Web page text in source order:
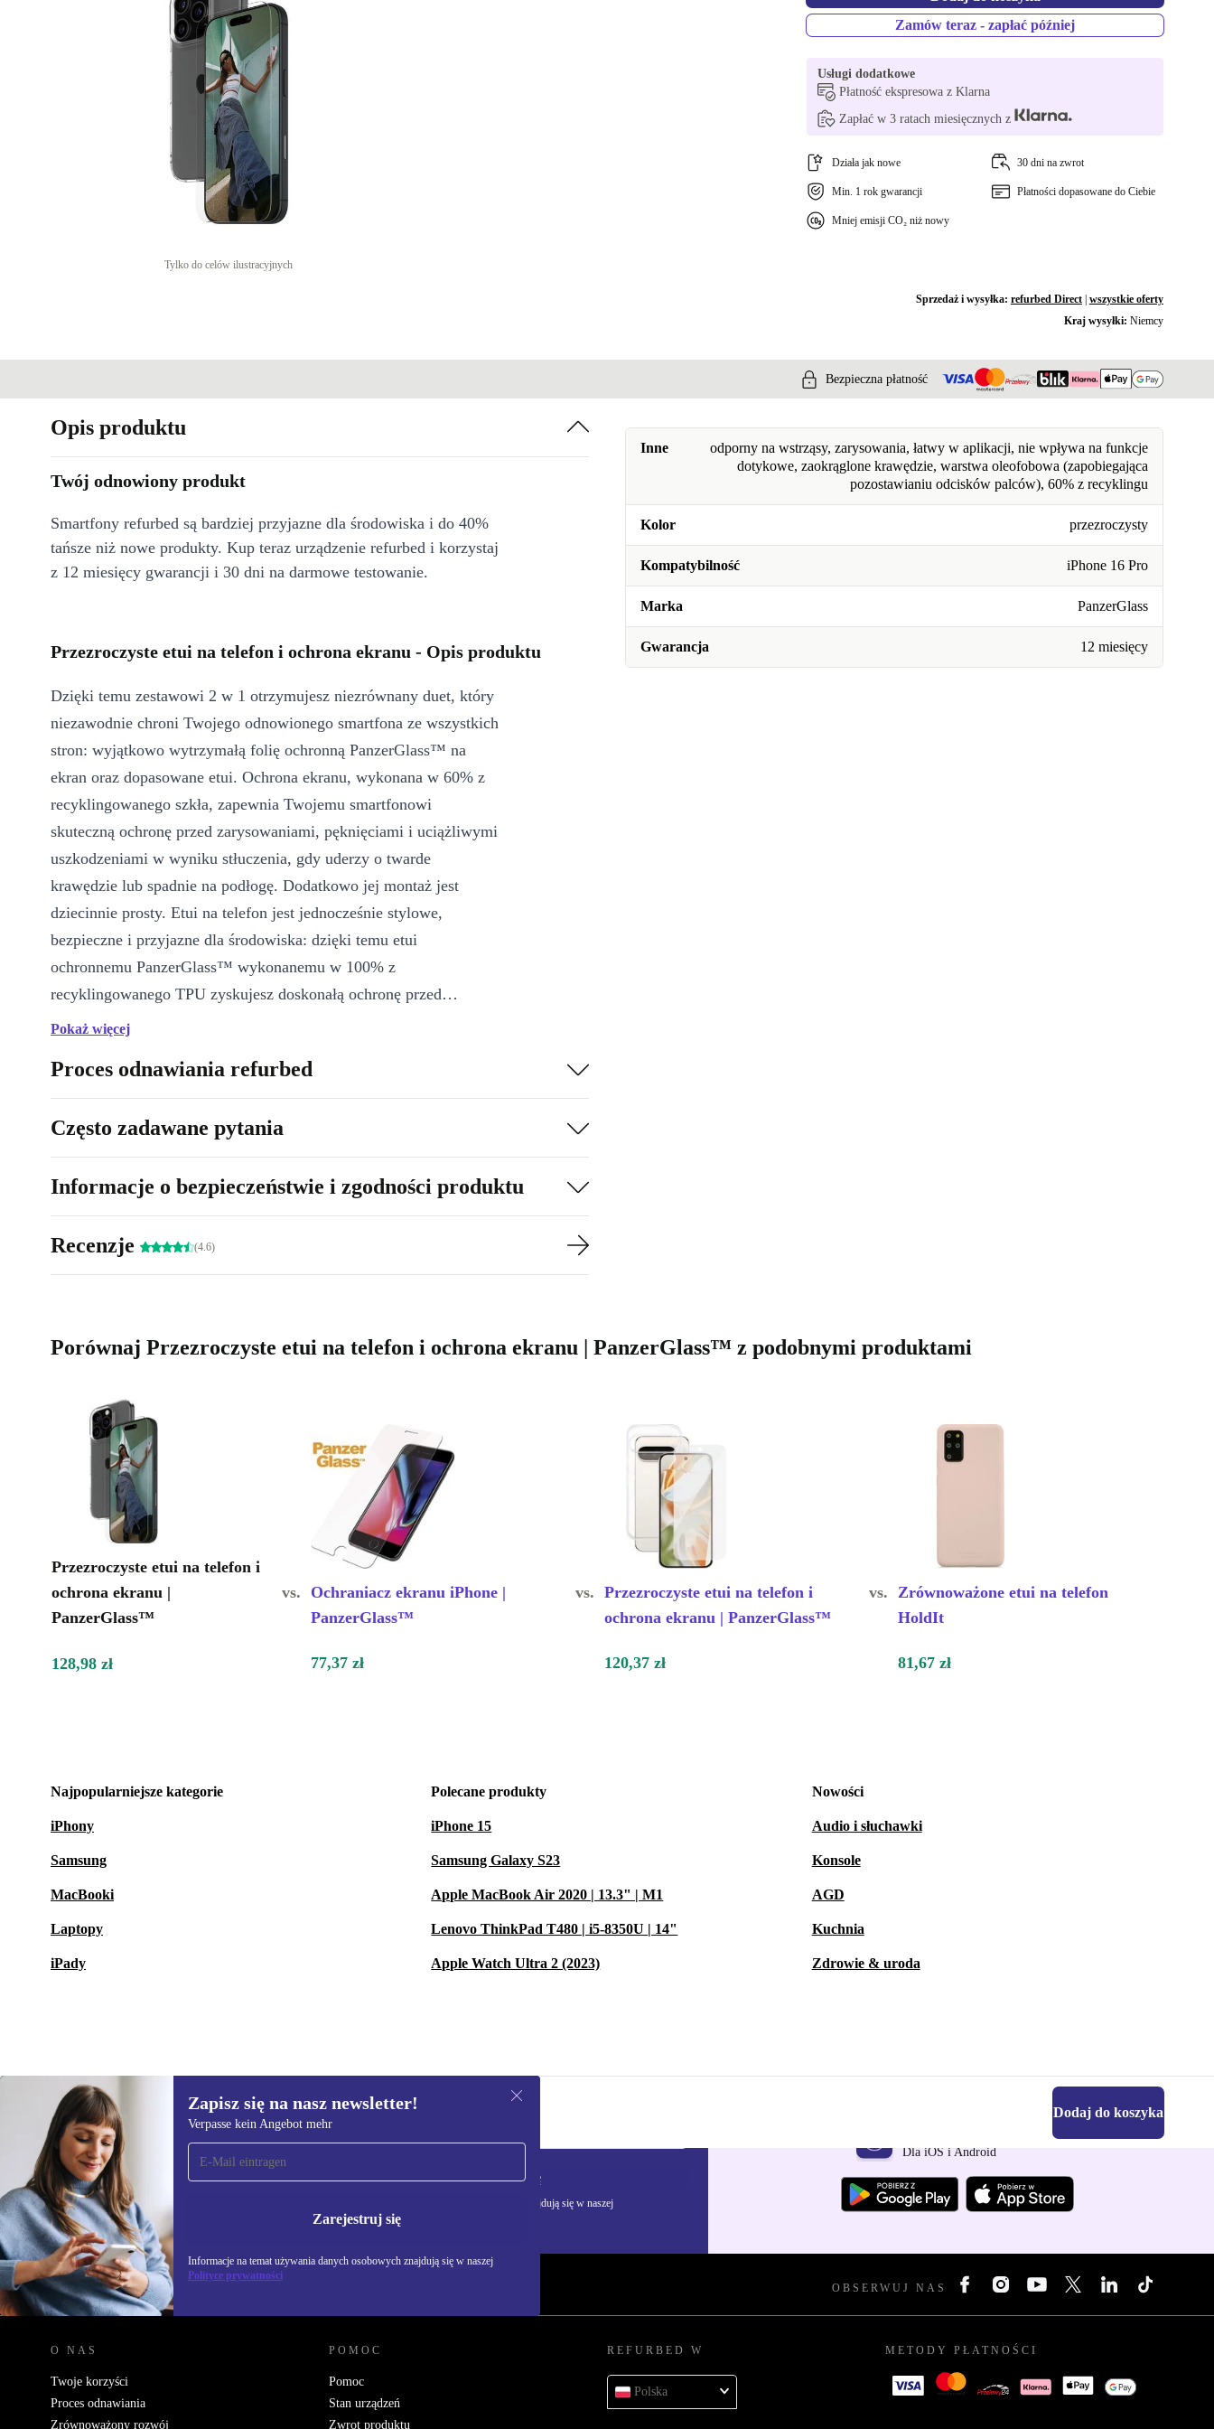
Tylko do celów ilustracyjnych
Zamów teraz - zapłać później
Usługi dodatkowe
Płatność ekspresowa z Klarna
Zapłać w 3 ratach miesięcznych z
Działa jak nowe 30 dni na zwrot
Min. 1 rok gwarancji Płatności dopasowane do Ciebie
Mniej emisji CO₂ niż nowy
Sprzedaż i wysyłka: refurbed Direct| wszystkie oferty
Kraj wysyłki: Niemcy
Bezpieczna płatność
Inne
odporny na wstrząsy, zarysowania, łatwy w aplikacji, nie wpływa na funkcje
dotykowe, zaokrąglone krawędzie, warstwa oleofobowa (zapobiegająca
pozostawianiu odcisków palców), 60% z recyklingu
Kolor przezroczysty
Kompatybilność iPhone 16 Pro
Marka PanzerGlass
Gwarancja 12 miesięcy
Opis produktu
Twój odnowiony produkt
Smartfony refurbed są bardziej przyjazne dla środowiska i do 40%
tańsze niż nowe produkty. Kup teraz urządzenie refurbed i korzystaj
z 12 miesięcy gwarancji i 30 dni na darmowe testowanie.
Przezroczyste etui na telefon i ochrona ekranu - Opis produktu
Dzięki temu zestawowi 2 w 1 otrzymujesz niezrównany duet, który
niezawodnie chroni Twojego odnowionego smartfona ze wszystkich
stron: wyjątkowo wytrzymałą folię ochronną PanzerGlass™ na
ekran oraz dopasowane etui. Ochrona ekranu, wykonana w 60% z
recyklingowanego szkła, zapewnia Twojemu smartfonowi
skuteczną ochronę przed zarysowaniami, pęknięciami i uciążliwymi
uszkodzeniami w wyniku stłuczenia, gdy uderzy o twarde
krawędzie lub spadnie na podłogę. Dodatkowo jej montaż jest
dziecinnie prosty. Etui na telefon jest jednocześnie stylowe,
bezpieczne i przyjazne dla środowiska: dzięki temu etui
ochronnemu PanzerGlass™ wykonanemu w 100% z
recyklingowanego TPU zyskujesz doskonałą ochronę przed
zarysowaniami, pęknięciami i wgnieceniami, a jednocześnie
urządzenia.
Pokaż więcej
Proces odnawiania refurbed
Często zadawane pytania
Informacje o bezpieczeństwie i zgodności produktu
Recenzje (4.6)
Porównaj Przezroczyste etui na telefon i ochrona ekranu | PanzerGlass™ z podobnymi produktami
Przezroczyste etui na telefon i
ochrona ekranu |
PanzerGlass™
vs.
Ochraniacz ekranu iPhone |
PanzerGlass™
vs. Przezroczyste etui na telefon i
ochrona ekranu | PanzerGlass™
vs. Zrównoważone etui na telefon
HoldIt
128,98 zł 77,37 zł 120,37 zł 81,67 zł
Najpopularniejsze kategorie
iPhony
Samsung
MacBooki
Laptopy
iPady
Polecane produkty
iPhone 15
Samsung Galaxy S23
Apple MacBook Air 2020 | 13.3" | M1
Lenovo ThinkPad T480 | i5-8350U | 14"
Apple Watch Ultra 2 (2023)
Nowości
Audio i słuchawki
Konsole
AGD
Kuchnia
Zdrowie & uroda
128,98 zł Dodaj do koszyka
Zapisz się na nasz newsletter!
Verpasse kein Angebot mehr
Zarejestruj się
Informacje na temat używania danych osobowych znajdują się w naszej
Polityce prywatności
Zapisz się na nasz
newsletter!
Nie przegap żadnej oferty.
Zarejestruj się
Informacje na temat używania danych osobowych znajdują się w naszej
Polityce prywatności
Pobierz aplikację refurbed
Dla iOS i Android
REFURBED POLSKA - RETHINK NEW. OBSERWUJ NAS
O NAS
Twoje korzyści
Proces odnawiania
Zrównoważony rozwój
POMOC
Pomoc
Stan urządzeń
Zwrot produktu
REFURBED W
Polska
METODY PŁATNOŚCI